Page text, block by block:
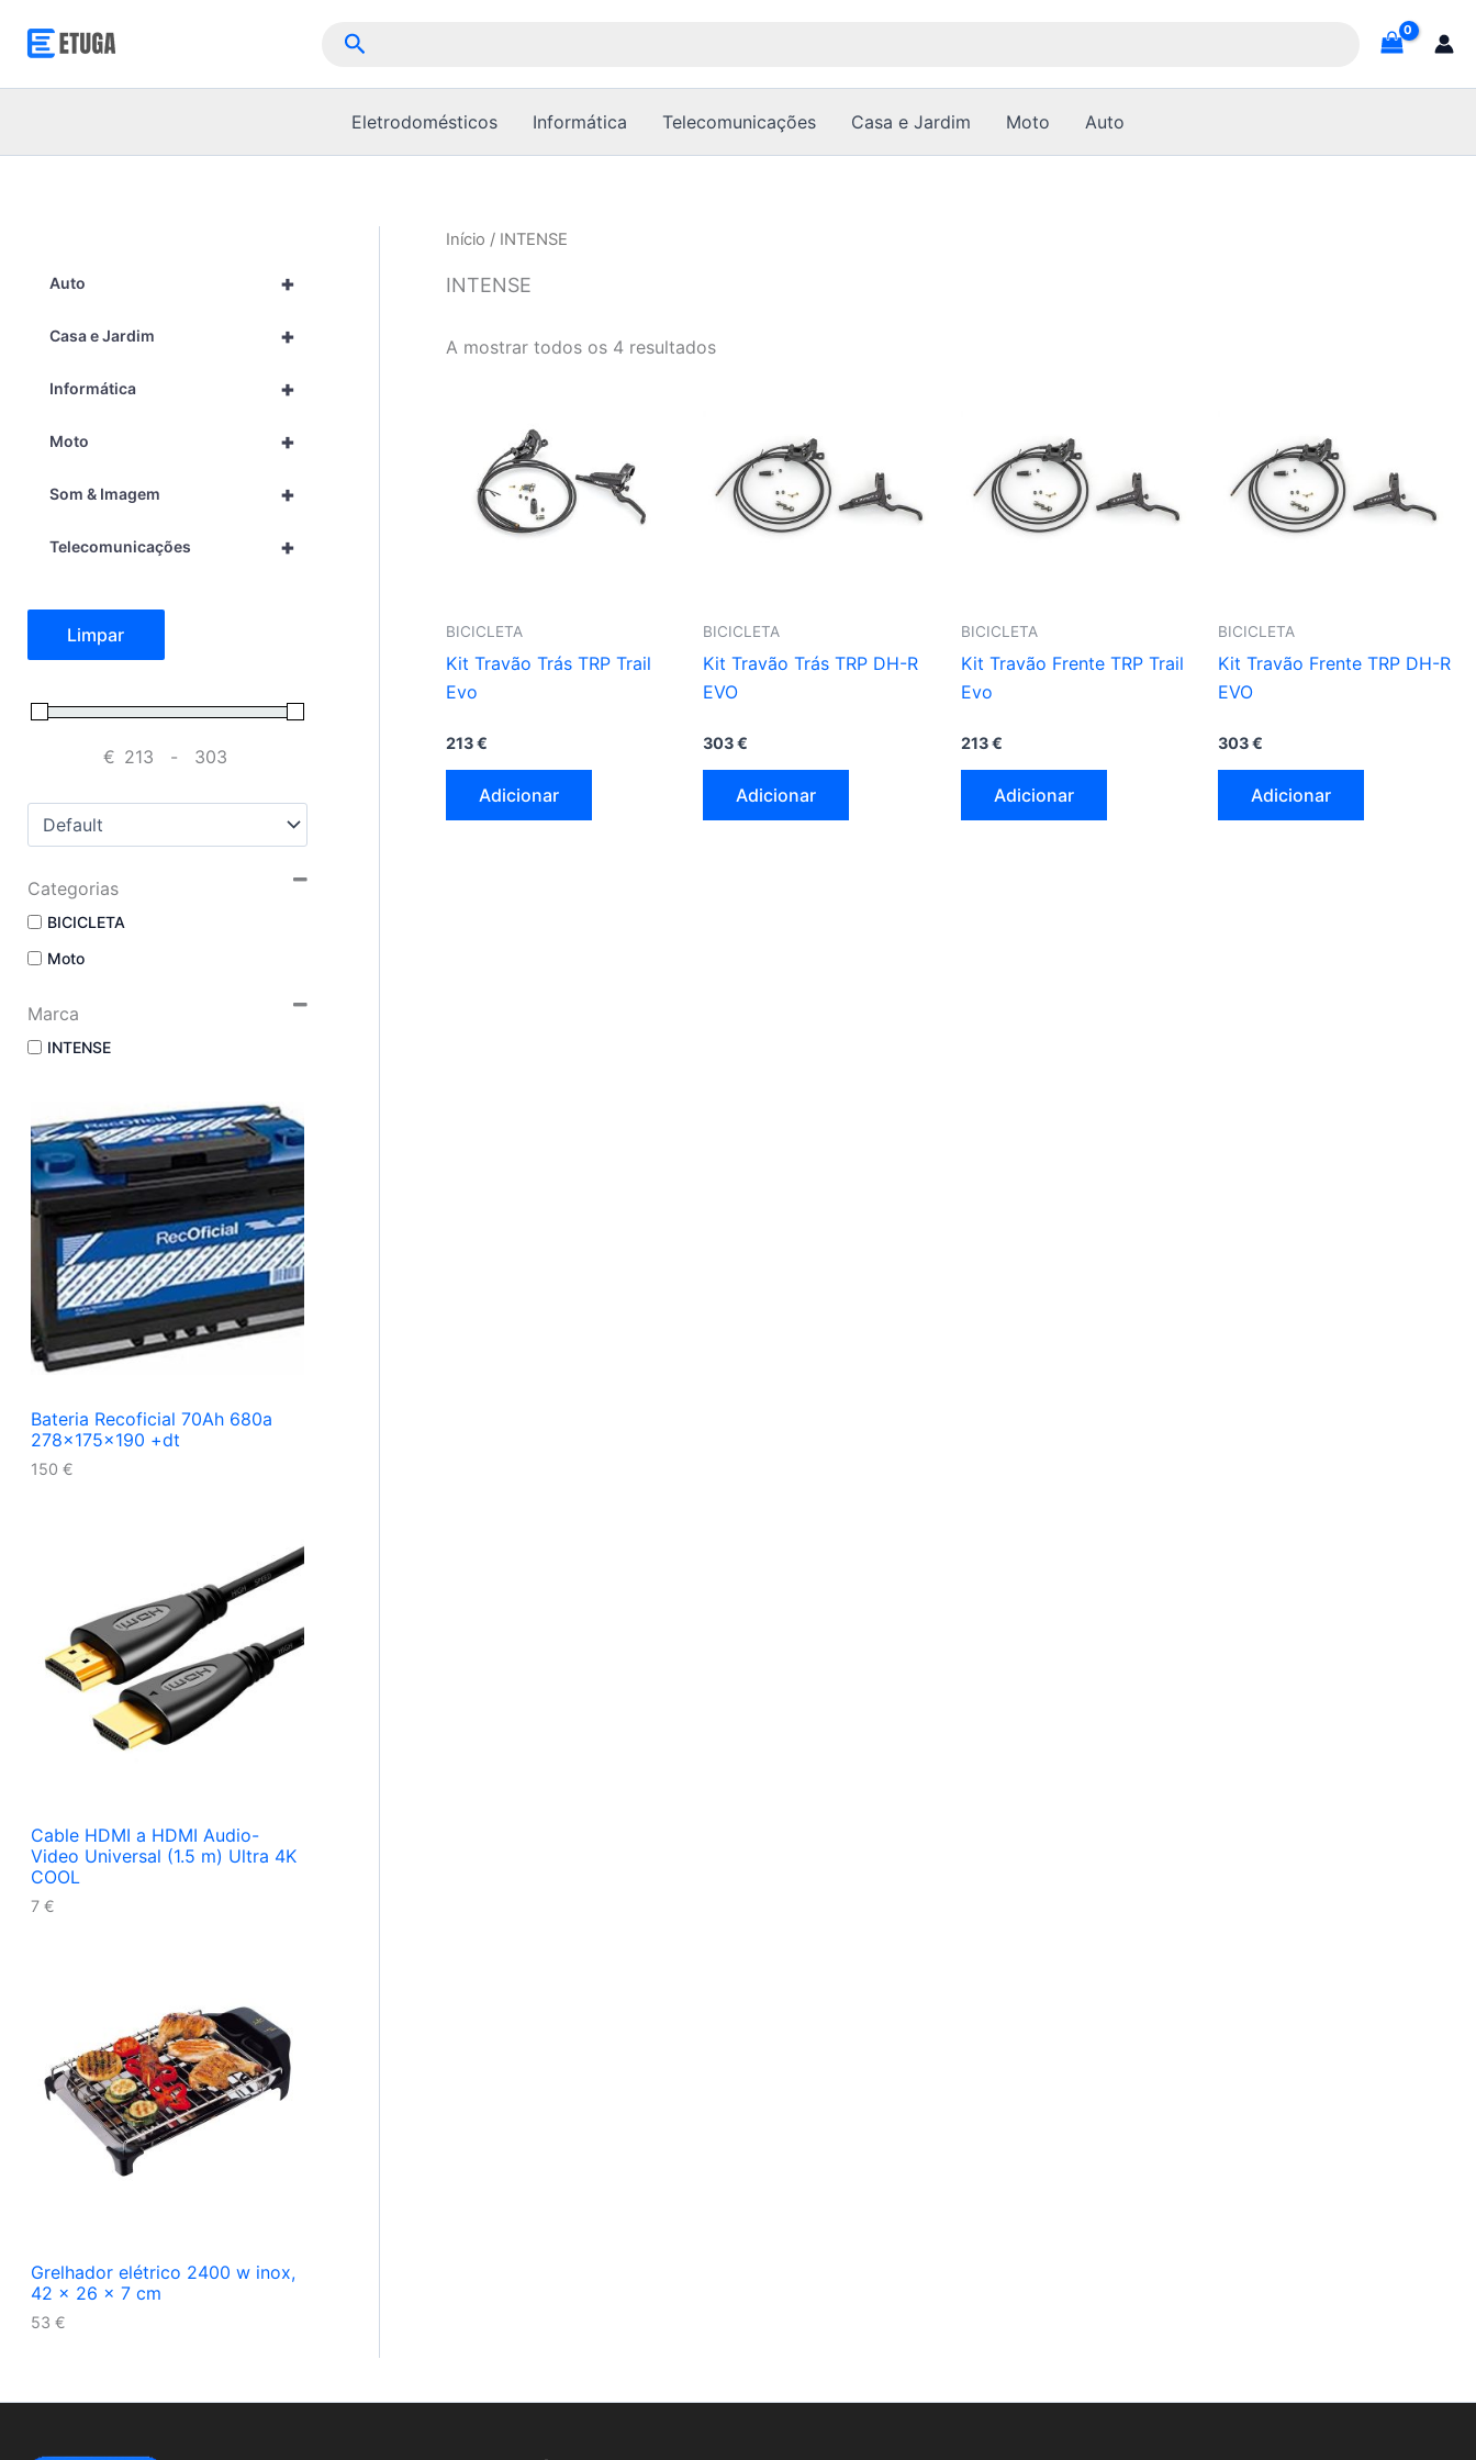
Pesquisar
Eletrodomésticos Informática Telecomunicações Casa e Jardim Moto Auto
+
Auto
+
Casa e Jardim
+
Informática
+
Moto
+
Som & Imagem
+
Telecomunicações
Limpar
€ Minimum Price
-Maximum Price
Categorias
BICICLETA
Moto
Marca
INTENSE
Bateria Recoficial 70Ah 680a
278x175x190 +dt
150 €
Cable HDMI a HDMI Audio-
Video Universal (1.5 m) Ultra 4K
COOL
7 €
Grelhador elétrico 2400 w inox,
42 x 26 x 7 cm
53 €
Início / INTENSE
INTENSE
A mostrar todos os 4 resultados
BICICLETA
Kit Travão Trás TRP Trail
Evo
213€
Adicionar
BICICLETA
Kit Travão Trás TRP DH-R
EVO
303€
Adicionar
BICICLETA
Kit Travão Frente TRP Trail
Evo
213€
Adicionar
BICICLETA
Kit Travão Frente TRP DH-R
EVO
303€
Adicionar